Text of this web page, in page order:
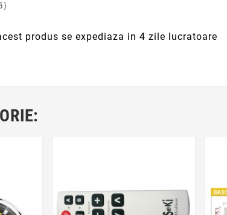
produs se expediaza in 4 zile lucratoare